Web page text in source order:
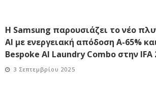
Η Samsung παρουσιάζει το νέο
AI με ενεργειακή απόδοση A-65%
Bespoke AI Laundry Combo στην IFA
3 Σεπτεμβρίου 2025